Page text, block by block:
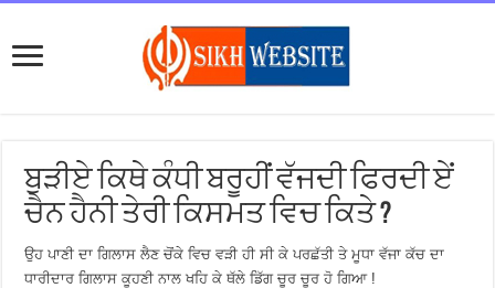
ਬੁੜੀਏ ਕਿਥੇ ਕੰਧੀ ਬਰੂਹੀਂ ਵੱਜਦੀ ਫਿਰਦੀ ਏਂ
ਚੈਨ ਹੈਨੀ ਤੇਰੀ ਕਿਸਮਤ ਵਿਚ ਕਿਤੇ ?
ਉਹ ਪਾਣੀ ਦਾ ਗਿਲਾਸ ਲੈਣ ਚੋਂਕੇ ਵਿਚ ਵੜੀ ਹੀ ਸੀ ਕੇ ਪਰਛੱਤੀ ਤੇ ਮੂਧਾ ਵੱਜਾ ਕੱਚ ਦਾ
ਧਾਰੀਦਾਰ ਗਿਲਾਸ ਕੂਹਣੀ ਨਾਲ ਖਹਿ ਕੇ ਥੱਲੇ ਡਿੱਗ ਚੂਰ ਚੂਰ ਹੋ ਗਿਆ !